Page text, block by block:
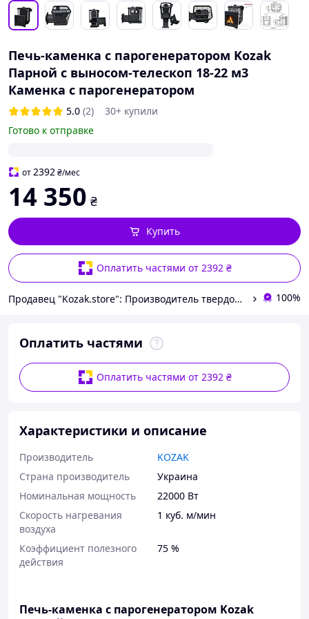
Печь-каменка с парогенератором Kozak
Парной с выносом-телескоп 18-22 м3
Каменка с парогенератором
5.0 (2)
30+ купили
Готово к отправке
от2392₴/мес
14 350 ₴
Оплатить частями от 2392 ₴
Купить
Продавец "Kozak.store": Производитель твердотопливных печей для бытового и промышленного использования! 100%
Оплатить частями
Оплатить частями от 2392 ₴
Характеристики и описание
Производитель
KOZAK
Страна производитель
Украина
Номинальная мощность
22000 Вт
Скорость нагревания
воздуха
1 куб. м/мин
Коэффициент полезного
действия
75 %
Печь-каменка с парогенератором Kozak